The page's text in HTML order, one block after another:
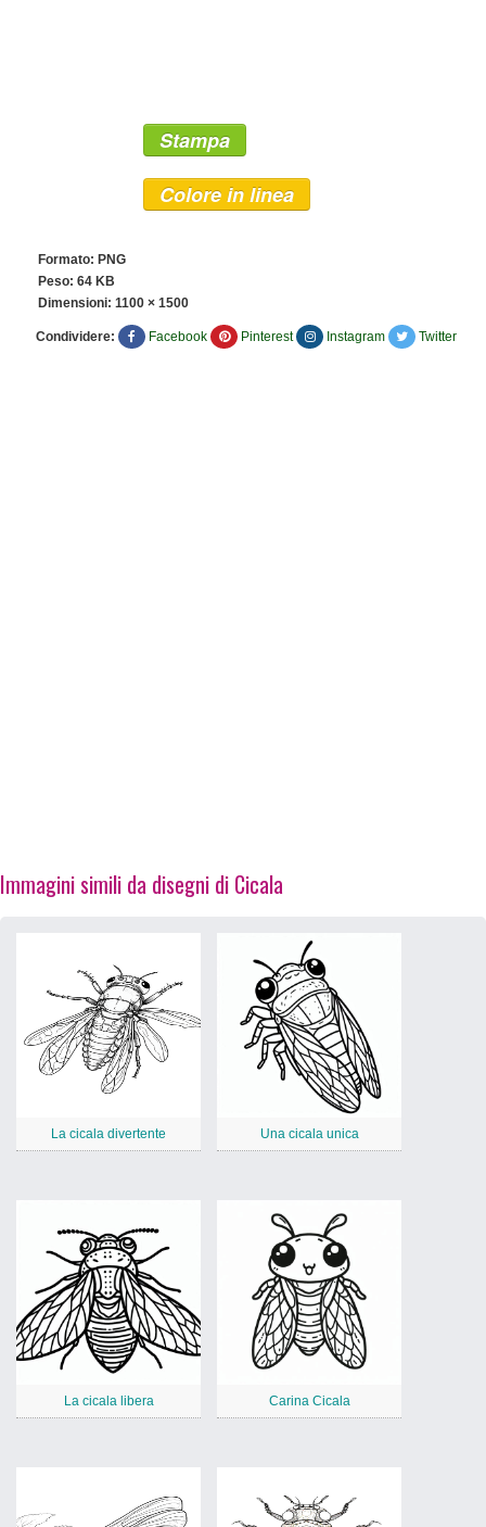
Stampa
Colore in linea
Formato: PNG
Peso: 64 KB
Dimensioni: 1100 × 1500
Condividere: Facebook Pinterest Instagram Twitter
Immagini simili da disegni di Cicala
La cicala divertente Una cicala unica
La cicala libera Carina Cicala